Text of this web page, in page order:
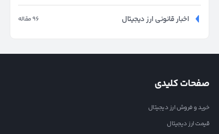
96 مقاله اخبار قانونی ارز دیجیتال
صفحات کلیدی
خرید و فروش ارز دیجیتال
قیمت ارز دیجیتال